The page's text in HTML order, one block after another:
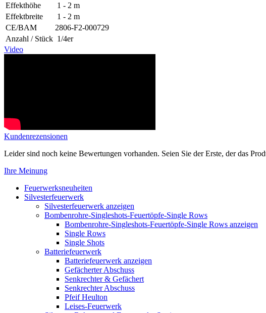
Effekthöhe
1 - 2 m
Effektbreite
1 - 2 m
CE/BAM
2806-F2-000729
Anzahl / Stück 1/4er
Video
Kundenrezensionen
Leider sind noch keine Bewertungen vorhanden. Seien Sie der Erste, der das
Ihre Meinung
Feuerwerksneuheiten
Silvesterfeuerwerk
Silvesterfeuerwerk anzeigen
Bombenrohre-Singleshots-Feuertöpfe-Single Rows
Bombenrohre-Singleshots-Feuertöpfe-Single Rows anzeigen
Single Rows
Single Shots
Batteriefeuerwerk
Batteriefeuerwerk anzeigen
Gefächerter Abschuss
Senkrechter & Gefächert
Senkrechter Abschuss
Pfeif Heulton
Leises-Feuerwerk